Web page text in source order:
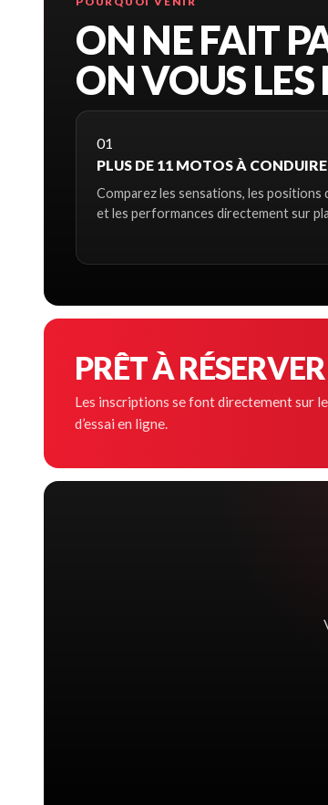
ON NE FAIT
ON VOUS LES
01
PLUS DE 11 MOTOS À CONDUIRE
Comparez les sensations, les positions
et les performances directement sur
PRÊT À
Les inscriptions se font directement sur
d’essai en ligne.